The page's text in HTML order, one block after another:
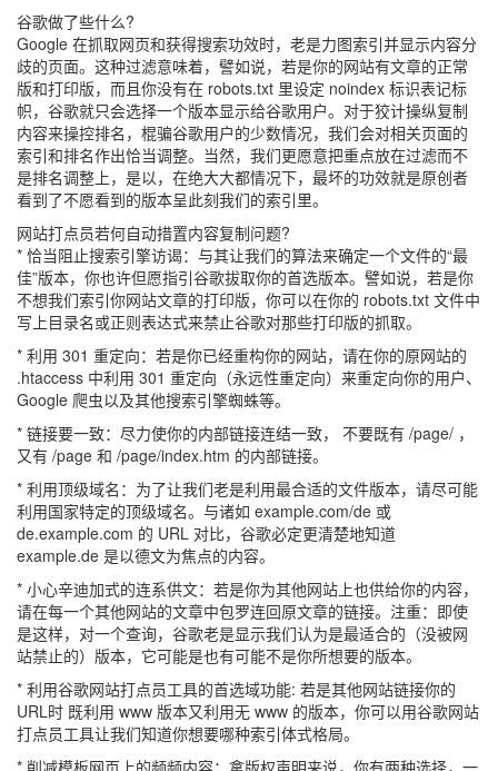
谷歌做了些什么?
Google 在抓取网页和获得搜索功效时，老是力图索引并显示内容分
歧的页面。这种过滤意味着，譬如说，若是你的网站有文章的正常
版和打印版，而且你没有在 robots.txt 里设定 noindex 标识表记标
帜，谷歌就只会选择一个版本显示给谷歌用户。对于狡计操纵复制
内容来操控排名，棍骗谷歌用户的少数情况，我们会对相关页面的
索引和排名作出恰当调整。当然，我们更愿意把重点放在过滤而不
是排名调整上，是以，在绝大大都情况下，最坏的功效就是原创者
看到了不愿看到的版本呈此刻我们的索引里。
网站打点员若何自动措置内容复制问题?
* 恰当阻止搜索引擎访谒：与其让我们的算法来确定一个文件的“最
佳”版本，你也许但愿指引谷歌拔取你的首选版本。譬如说，若是你
不想我们索引你网站文章的打印版，你可以在你的 robots.txt 文件中
写上目录名或正则表达式来禁止谷歌对那些打印版的抓取。
* 利用 301 重定向：若是你已经重构你的网站，请在你的原网站的
.htaccess 中利用 301 重定向（永远性重定向）来重定向你的用户、
Google 爬虫以及其他搜索引擎蜘蛛等。
* 链接要一致：尽力使你的内部链接连结一致， 不要既有 /page/ ，
又有 /page 和 /page/index.htm 的内部链接。
* 利用顶级域名：为了让我们老是利用最合适的文件版本，请尽可能
利用国家特定的顶级域名。与诸如 example.com/de 或
de.example.com 的 URL 对比，谷歌必定更清楚地知道
example.de 是以德文为焦点的内容。
* 小心辛迪加式的连系供文：若是你为其他网站上也供给你的内容，
请在每一个其他网站的文章中包罗连回原文章的链接。注重：即使
是这样，对一个查询，谷歌老是显示我们认为是最适合的（没被网
站禁止的）版本，它可能是也有可能不是你所想要的版本。
* 利用谷歌网站打点员工具的首选域功能: 若是其他网站链接你的
URL时 既利用 www 版本又利用无 www 的版本，你可以用谷歌网站
打点员工具让我们知道你想要哪种索引体式格局。
* 削减模板网页上的频频内容：拿版权声明来说，你有两种选择，一